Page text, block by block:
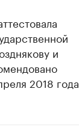
и
2018 года.